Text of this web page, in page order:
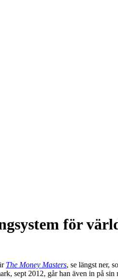
för
The Money Masters, se längst ner,
sept 2012, går han även in på